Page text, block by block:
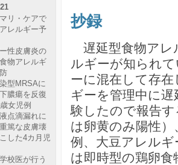
抄録
遅延型食物アレ
ルギーが知られ
ーに混在して存
ギーを管理中に
験したので報告
は卵黄のみ陽性
例、大豆アレル
は即時型の鶏卵
リ・ケアで
レルギー予
性皮膚炎の
物アレルギ
型MRSAに
膿瘍を反復
女児例
点滴漏れに
篤な皮膚壊
した4カ月児
校医が行う